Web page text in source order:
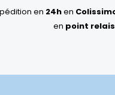
en 24hen
en point relais